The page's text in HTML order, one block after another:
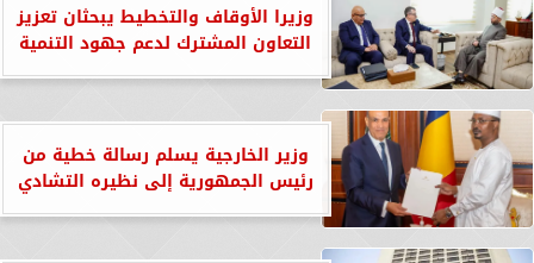
وزيرا الأوقاف والتخطيط يبحثان تعزيز
التعاون المشترك لدعم جهود التنمية
وزير الخارجية يسلم رسالة خطية من
رئيس الجمهورية إلى نظيره التشادي